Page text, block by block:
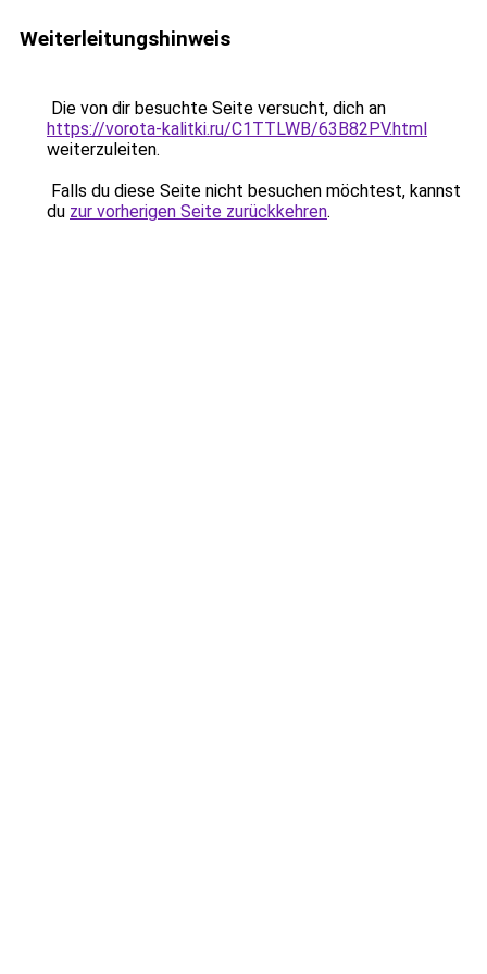
Weiterleitungshinweis
Die von dir besuchte Seite versucht, dich an
https://vorota-kalitki.ru/C1TTLWB/63B82PV.html
weiterzuleiten.
Falls du diese Seite nicht besuchen möchtest, kannst
du zur vorherigen Seite zurückkehren.